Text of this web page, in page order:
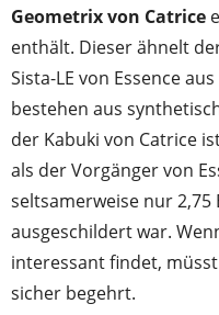
Geometrix von Catrice
enthält. Dieser ähnelt
Sista-LE von Essence
bestehen aus
der Kabuki von Catrice
als der Vorgänger von
seltsamerweise nur 2,75
ausgeschildert war.
interessant findet,
sicher begehrt.